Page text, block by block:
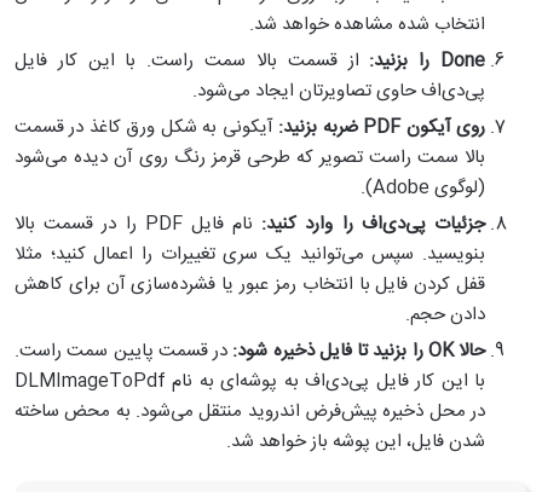
انتخاب شده مشاهده خواهد شد.
Done را بزنید: از قسمت بالا سمت راست. با این کار فایل
پی‌دی‌اف حاوی تصاویرتان ایجاد می‌شود.
روی آیکونPDF ضربه بزنید:آیکونی به شکل ورق کاغذ در قسمت
بالا سمت راست تصویر که طرحی قرمز رنگ روی آن دیده می‌شود
(لوگوی Adobe).
جزئیات پی‌دی‌اف را وارد کنید:
نام فایل PDF را در قسمت بالا
بنویسید. سپس می‌توانید یک سری تغییرات را اعمال کنید؛ مثلا
قفل کردن فایل با انتخاب رمز عبور یا فشرده‌سازی آن برای کاهش
دادن حجم.
حالاOKرا بزنید تا فایل ذخیره شود: در قسمت پایین سمت راست.
با این کار فایل پی‌دی‌اف به پوشه‌ای به نام DLMImageToPdf
در محل ذخیره پیش‌فرض اندروید منتقل می‌شود. به محض ساخته
شدن فایل، این پوشه باز خواهد شد.